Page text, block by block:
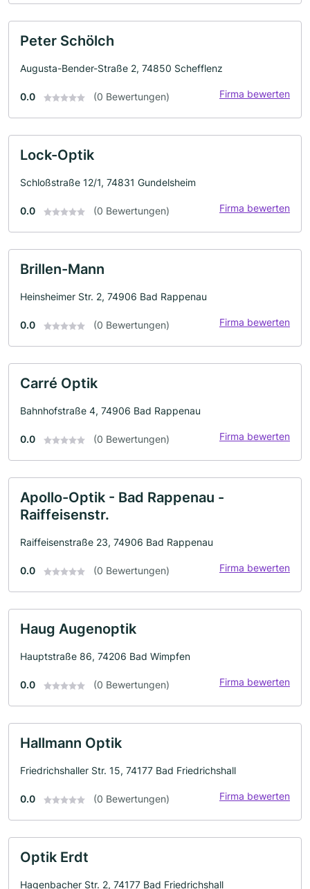
Peter Schölch
Augusta-Bender-Straße 2, 74850 Schefflenz
0.0 (0 Bewertungen) Firma bewerten
Lock-Optik
Schloßstraße 12/1, 74831 Gundelsheim
0.0 (0 Bewertungen) Firma bewerten
Brillen-Mann
Heinsheimer Str. 2, 74906 Bad Rappenau
0.0 (0 Bewertungen) Firma bewerten
Carré Optik
Bahnhofstraße 4, 74906 Bad Rappenau
0.0 (0 Bewertungen) Firma bewerten
Apollo-Optik - Bad Rappenau -
Raiffeisenstr.
Raiffeisenstraße 23, 74906 Bad Rappenau
0.0 (0 Bewertungen) Firma bewerten
Haug Augenoptik
Hauptstraße 86, 74206 Bad Wimpfen
0.0 (0 Bewertungen) Firma bewerten
Hallmann Optik
Friedrichshaller Str. 15, 74177 Bad Friedrichshall
0.0 (0 Bewertungen) Firma bewerten
Optik Erdt
Hagenbacher Str. 2, 74177 Bad Friedrichshall